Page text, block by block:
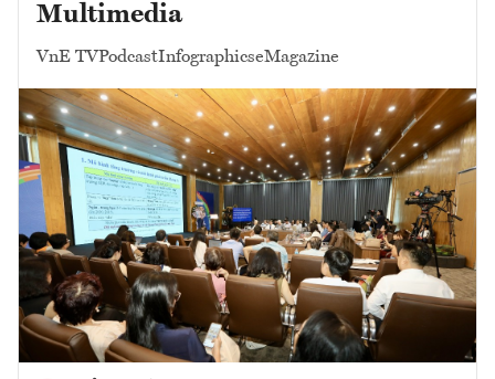
Multimedia
VnE TVPodcastInfographicseMagazine